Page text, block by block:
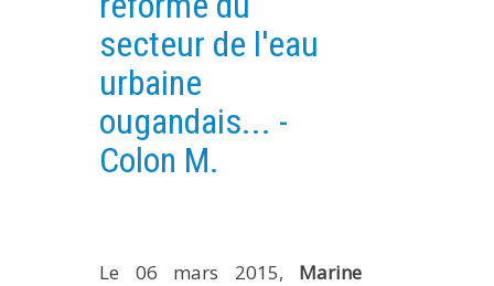
IMPLANTATIONS GÉOGRAPHIQUES
PROJETS EN COURS
PROJETS TERMINÉS
NOS RÉSEAUX SCIENTIFIQUES ET TECHNIQUES
MASTER
secteur de l'eau
urbaine
ougandais... -
Colon M.
Le 06 mars 2015, Marine